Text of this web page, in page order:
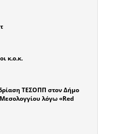
κ.ο.κ.
ΤΕΣΟΠΠ στον Δήμο
λόγω «Red